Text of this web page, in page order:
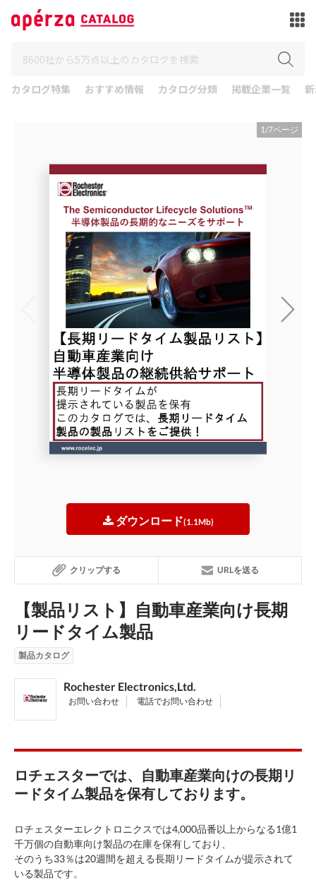
カタログ特集 おすすめ情報 カタログ分類 掲載企業一覧
1/7ページ
ダウンロード(1.1Mb)
クリップする URLを送る
【製品リスト】自動車産業向け長期
リードタイム製品
製品カタログ
Rochester Electronics,Ltd.
お問い合わせ 電話でお問い合わせ
ロチェスターでは、自動車産業向けの長期リ
ードタイム製品を保有しております。
ロチェスターエレクトロニクスでは4,000品番以上からなる1億1
千万個の自動車向け製品の在庫を保有しており、
そのうち33％は20週間を超える長期リードタイムが提示されて
いる製品です。